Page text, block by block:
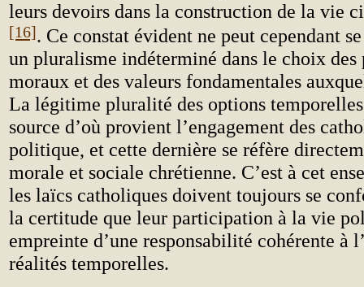
leurs devoirs dans la construction de la vie
[16]. Ce constat évident ne peut cependant
un pluralisme indéterminé dans le choix des
moraux et des valeurs fondamentales
La légitime pluralité des options
source d’où provient l’engagement des
politique, et cette dernière se réfère
morale et sociale chrétienne. C’est à cet
les laïcs catholiques doivent toujours se
la certitude que leur participation à la vie
empreinte d’une responsabilité cohérente à
réalités temporelles.